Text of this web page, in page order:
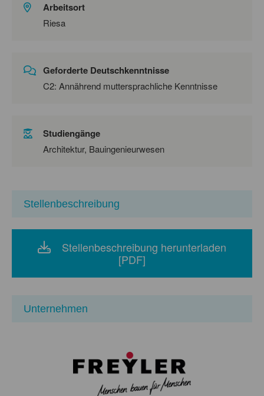
Arbeitsort
Riesa
Geforderte Deutschkenntnisse
C2: Annährend muttersprachliche Kenntnisse
Studiengänge
Architektur, Bauingenieurwesen
Stellenbeschreibung
Stellenbeschreibung herunterladen
[PDF]
Unternehmen